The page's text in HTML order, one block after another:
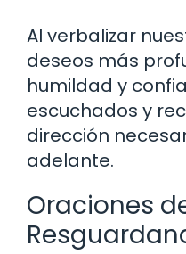
Al verbalizar
deseos más
humildad y
escuchados y
dirección
adelante.
Oraciones